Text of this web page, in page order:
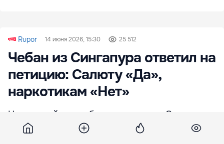
Rupor 14 июня 2026, 15:30 25 512
Чебан из Сингапура ответил на
петицию: Салюту «Да»,
наркотикам «Нет»
Находящийся с рабочим визитом в Сингапуре
мэр Кишинева Ион Чебан высказался в защиту